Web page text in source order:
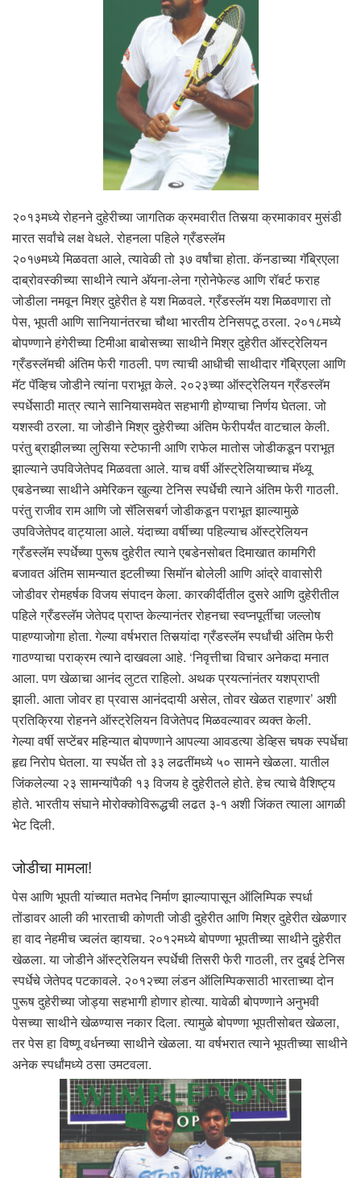
२०१३मध्ये रोहनने दुहेरीच्या जागतिक क्रमवारीत तिसर्‍या क्रमाकावर मुसंडी
मारत सर्वांचे लक्ष वेधले. रोहनला पहिले ग्रँडस्लॅम
२०१७मध्ये मिळवता आले, त्यावेळी तो ३७ वर्षांचा होता. कॅनडाच्या गॅब्रिएला
दाब्रोवस्कीच्या साथीने त्याने अ‍ॅयना-लेना ग्रोनेफेल्ड आणि रॉबर्ट फराह
जोडीला नमवून मिश्र दुहेरीत हे यश मिळवले. ग्रँडस्लॅम यश मिळवणारा तो
पेस, भूपती आणि सानियानंतरचा चौथा भारतीय टेनिसपटू ठरला. २०१८मध्ये
बोपण्णाने हंगेरीच्या टिमीआ बाबोसच्या साथीने मिश्र दुहेरीत ऑस्ट्रेलियन
ग्रँडस्लॅमची अंतिम फेरी गाठली. पण त्याची आधीची साथीदार गॅब्रिएला आणि
मॅट पॅव्हिच जोडीने त्यांना पराभूत केले. २०२३च्या ऑस्ट्रेलियन ग्रँडस्लॅम
स्पर्धेसाठी मात्र त्याने सानियासमवेत सहभागी होण्याचा निर्णय घेतला. जो
यशस्वी ठरला. या जोडीने मिश्र दुहेरीच्या अंतिम फेरीपर्यंत वाटचाल केली.
परंतु ब्राझीलच्या लुसिया स्टेफानी आणि राफेल मातोस जोडीकडून पराभूत
झाल्याने उपविजेतेपद मिळवता आले. याच वर्षी ऑस्ट्रेलियाच्याच मॅथ्यू
एबडेनच्या साथीने अमेरिकन खुल्या टेनिस स्पर्धेची त्याने अंतिम फेरी गाठली.
परंतु राजीव राम आणि जो सॅलिसबर्ग जोडीकडून पराभूत झाल्यामुळे
उपविजेतेपद वाट्याला आले. यंदाच्या वर्षीच्या पहिल्याच ऑस्ट्रेलियन
ग्रँडस्लॅम स्पर्धेच्या पुरूष दुहेरीत त्याने एबडेनसोबत दिमाखात कामगिरी
बजावत अंतिम सामन्यात इटलीच्या सिमॉन बोलेली आणि आंद्रे वावासोरी
जोडीवर रोमहर्षक विजय संपादन केला. कारकीर्दीतील दुसरे आणि दुहेरीतील
पहिले ग्रँडस्लॅम जेतेपद प्राप्त केल्यानंतर रोहनचा स्वप्नपूर्तीचा जल्लोष
पाहण्याजोगा होता. गेल्या वर्षभरात तिसर्‍यांदा ग्रँडस्लॅम स्पर्धांची अंतिम फेरी
गाठण्याचा पराक्रम त्याने दाखवला आहे. ‘निवृत्तीचा विचार अनेकदा मनात
आला. पण खेळाचा आनंद लुटत राहिलो. अथक प्रयत्नांनंतर यशप्राप्ती
झाली. आता जोवर हा प्रवास आनंददायी असेल, तोवर खेळत राहणार’ अशी
प्रतिक्रिया रोहनने ऑस्ट्रेलियन विजेतेपद मिळवल्यावर व्यक्त केली.
गेल्या वर्षी सप्टेंबर महिन्यात बोपण्णाने आपल्या आवडत्या डेव्हिस चषक स्पर्धेचा
हृद्य निरोप घेतला. या स्पर्धेत तो ३३ लढतींमध्ये ५० सामने खेळला. यातील
जिंकलेल्या २३ सामन्यांपैकी १३ विजय हे दुहेरीतले होते. हेच त्याचे वैशिष्ट्य
होते. भारतीय संघाने मोरोक्कोविरूद्धची लढत ३-१ अशी जिंकत त्याला आगळी
भेट दिली.
जोडीचा मामला!
पेस आणि भूपती यांच्यात मतभेद निर्माण झाल्यापासून ऑलिम्पिक स्पर्धा
तोंडावर आली की भारताची कोणती जोडी दुहेरीत आणि मिश्र दुहेरीत खेळणार
हा वाद नेहमीच ज्वलंत व्हायचा. २०१२मध्ये बोपण्णा भूपतीच्या साथीने दुहेरीत
खेळला. या जोडीने ऑस्ट्रेलियन स्पर्धेची तिसरी फेरी गाठली, तर दुबई टेनिस
स्पर्धेचे जेतेपद पटकावले. २०१२च्या लंडन ऑलिम्पिकसाठी भारताच्या दोन
पुरूष दुहेरीच्या जोड्या सहभागी होणार होत्या. यावेळी बोपण्णाने अनुभवी
पेसच्या साथीने खेळण्यास नकार दिला. त्यामुळे बोपण्णा भूपतीसोबत खेळला,
तर पेस हा विष्णू वर्धनच्या साथीने खेळला. या वर्षभरात त्याने भूपतीच्या साथीने
अनेक स्पर्धांमध्ये ठसा उमटवला.